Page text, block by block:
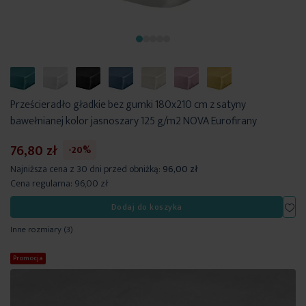
Prześcieradło gładkie bez gumki 180x210 cm z satyny
bawełnianej kolor jasnoszary 125 g/m2 NOVA Eurofirany
76,80 zł
-20%
Najniższa cena z 30 dni przed obniżką: 96,00 zł
Cena regularna: 96,00 zł
Dodaj do koszyka
Inne rozmiary(3)
Promocja